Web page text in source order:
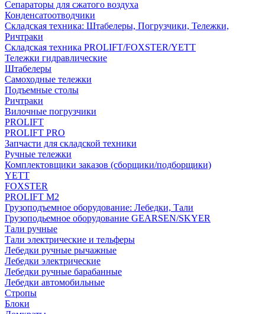
Сепараторы для сжатого воздуха
Конденсатоотводчики
Складская техника: Штабелеры, Погрузчики, Тележки,
Ричтраки
Складская техника PROLIFT/FOXSTER/YETT
Тележки гидравлические
Штабелеры
Самоходные тележки
Подъемные столы
Ричтраки
Вилочные погрузчики
PROLIFT
PROLIFT PRO
Запчасти для складской техники
Ручные тележки
Комплектовщики заказов (сборщики/подборщики)
YETT
FOXSTER
PROLIFT M2
Грузоподъемное оборудование: Лебедки, Тали
Грузоподьемное оборудование GEARSEN/SKYER
Тали ручные
Тали электрические и тельферы
Лебедки ручные рычажные
Лебедки электрические
Лебедки ручные барабанные
Лебедки автомобильные
Стропы
Блоки